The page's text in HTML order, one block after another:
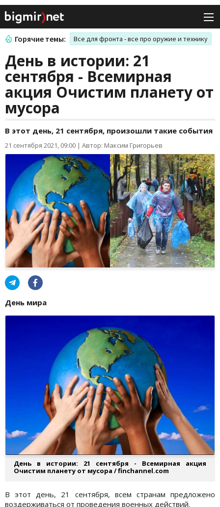
Горячие темы: Все для фронта - все про оружие и технику
День в истории: 21
сентября - Всемирная
акция Очистим планету от
мусора
В этот день, 21 сентября, произошли такие события
21 сентября 2021, 09:00 | Автор: Максим Григорьев
День мира
День в истории: 21 сентября - Всемирная акция
Очистим планету от мусора / finchannel.com
В этот день, 21 сентября, всем странам предложено
воздерживаться от проведения военных действий.